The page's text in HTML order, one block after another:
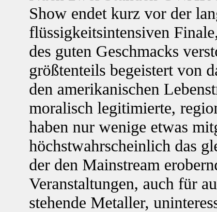
Show endet kurz vor der
flüssigkeitsintensiven
des guten Geschmacks
größtenteils begeistert von
den amerikanischen
moralisch legitimierte,
haben nur wenige etwas
höchstwahrscheinlich das
der den Mainstream
Veranstaltungen, auch für
stehende Metaller,